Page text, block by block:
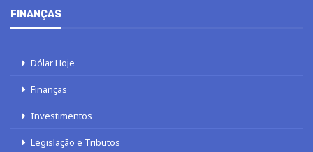
FINANÇAS
Dólar Hoje
Finanças
Investimentos
Legislação e Tributos